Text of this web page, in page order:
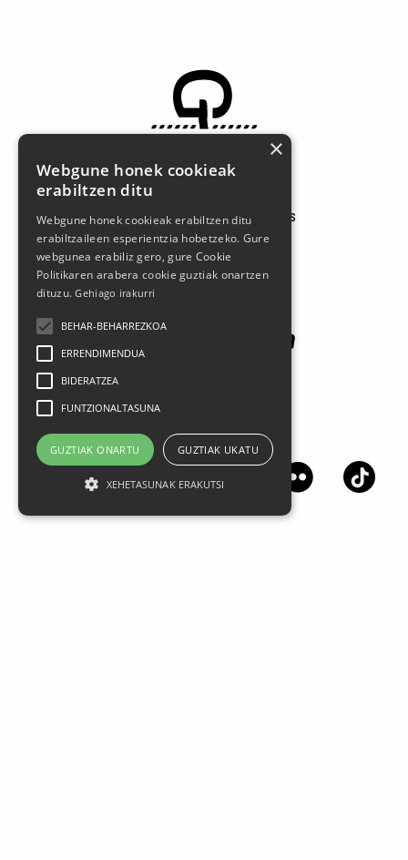
Larrasoloeta, 3 48200 Durango
gerediaga@durangokoazoka.eus
Patrocinadores
Síguenos en las redes sociales
×
Webgune honek cookieak
erabiltzen ditu
Webgune honek cookieak erabiltzen ditu
erabiltzaileen esperientzia hobetzeko. Gure
webgunea erabiliz gero, gure Cookie
Politikaren arabera cookie guztiak onartzen
dituzu.Gehiago irakurri
BEHAR-BEHARREZKOA
ERRENDIMENDUA
BIDERATZEA
FUNTZIONALTASUNA
GUZTIAK ONARTU GUZTIAK UKATU
XEHETASUNAK ERAKUTSI